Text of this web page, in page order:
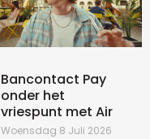
Bancontact Pay
onder het
vriespunt met Air
Woensdag 8 Juli 2026